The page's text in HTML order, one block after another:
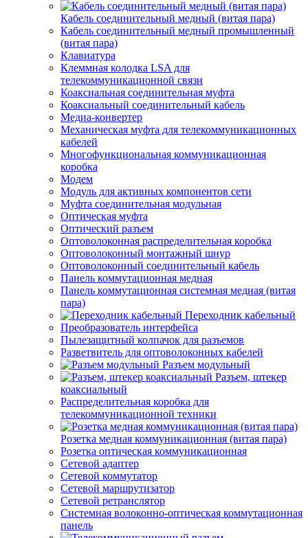
Кабель соединительный медный (витая пара)
Кабель соединительный медный промышленный
(витая пара)
Клавиатура
Клеммная колодка LSA для
телекоммуникационной связи
Коаксиальная соединительная муфта
Коаксиальный соединительный кабель
Медиа-конвертер
Механическая муфта для телекоммуникационных
кабелей
Многофункциональная коммуникационная
коробка
Модем
Модуль для активных компонентов сети
Муфта соединительная модульная
Оптическая муфта
Оптический разъем
Оптоволоконная распределительная коробка
Оптоволоконный монтажный шнур
Оптоволоконный соединительный кабель
Панель коммутационная медная
Панель коммутационная системная медная (витая
пара)
Переходник кабельный
Преобразователь интерфейса
Пылезащитный колпачок для разъемов
Разветвитель для оптоволоконных кабелей
Разъем модульный
Разъем, штекер
коаксиальный
Распределительная коробка для
телекоммуникационной техники
Розетка медная коммуникационная (витая пара)
Розетка оптическая коммуникационная
Сетевой адаптер
Сетевой коммутатор
Сетевой маршрутизатор
Сетевой ретранслятор
Системная волоконно-оптическая коммутационная
панель